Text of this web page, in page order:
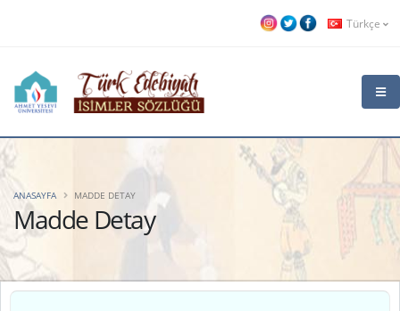
Türkçe
Madde Detay
ANASAYFA MADDE DETAY